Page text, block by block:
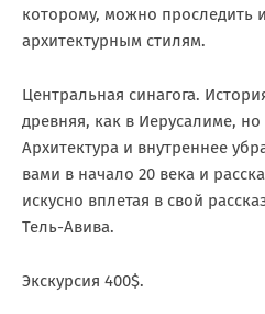
которому, можно проследить
архитектурным стилям.
Центральная синагога.
древняя, как в Иерусалиме,
Архитектура и внутреннее
вами в начало 20 века и
искусно вплетая в свой
Тель-Авива.
Экскурсия 400$.